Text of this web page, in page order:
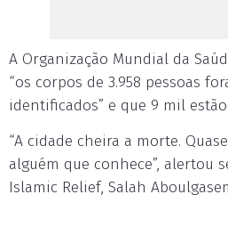
A Organização Mundial da
“os corpos de 3.958 pessoas
identificados” e que 9 mil
“A cidade cheira a morte.
alguém que conhece”, alertou
Islamic Relief, Salah